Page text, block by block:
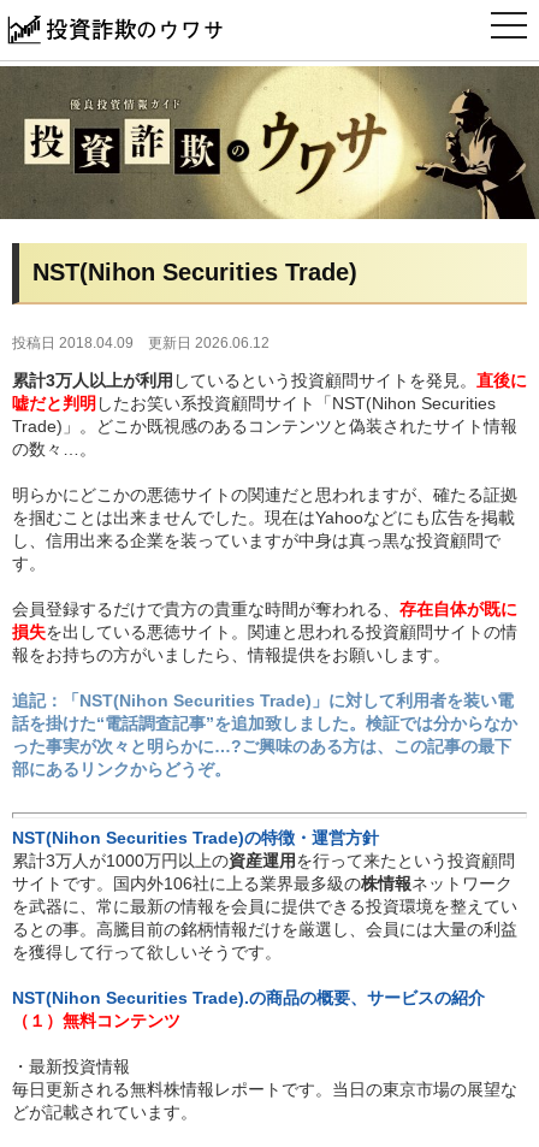
t
o
g
a
i
a
NST(Nihon Securities Trade)
投稿日 2018.04.09 更新日 2026.06.12
累計3万人以上が利用 しているという投資顧問サイトを発見。 直後に
嘘だと判明 したお笑い系投資顧問サイト「NST(Nihon Securities
Trade)」。どこか既視感のあるコンテンツと偽装されたサイト情報
の数々…。
明らかにどこかの悪徳サイトの関連だと思われますが、確たる証拠
を掴むことは出来ませんでした。現在はYahooなどにも広告を掲載
し、信用出来る企業を装っていますが中身は真っ黒な投資顧問で
す。
会員登録するだけで貴方の貴重な時間が奪われる、 存在自体が既に
損失を出している悪徳サイト。関連と思われる投資顧問サイトの情
報をお持ちの方がいましたら、情報提供をお願いします。
追記：「NST(Nihon Securities Trade)」に対して利用者を装い電
話を掛けた“電話調査記事”を追加致しました。検証では分からなか
った事実が次々と明らかに…?ご興味のある方は、この記事の最下
部にあるリンクからどうぞ。
NST(Nihon Securities Trade)の特徴・運営方針
累計3万人が1000万円以上の資産運用を行って来たという投資顧問
サイトです。国内外106社に上る業界最多級の株情報ネットワーク
を武器に、常に最新の情報を会員に提供できる投資環境を整えてい
るとの事。高騰目前の銘柄情報だけを厳選し、会員には大量の利益
を獲得して行って欲しいそうです。
NST(Nihon Securities Trade).の商品の概要、サービスの紹介
（１）無料コンテンツ
・最新投資情報
毎日更新される無料株情報レポートです。当日の東京市場の展望な
どが記載されています。